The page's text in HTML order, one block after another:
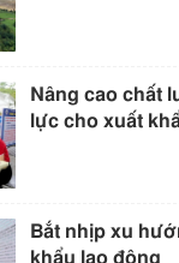
Nâng cao chất
lực cho xuất
Bắt nhịp xu
khẩu lao động